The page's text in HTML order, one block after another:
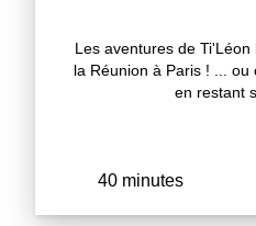
Les aventures de
la Réunion à Paris ! ...
en restant
40 minutes